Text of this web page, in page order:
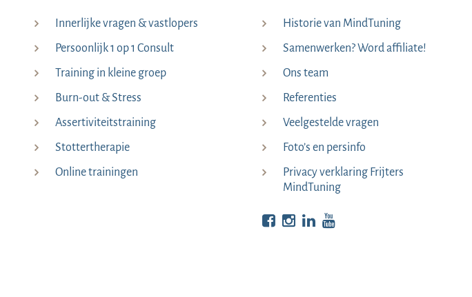
Innerlijke vragen & vastlopers
Persoonlijk 1 op 1 Consult
Training in kleine groep
Burn-out & Stress
Assertiviteitstraining
Stottertherapie
Online trainingen
Historie van MindTuning
Samenwerken? Word affiliate!
Ons team
Referenties
Veelgestelde vragen
Foto’s en persinfo
Privacy verklaring Frijters
MindTuning
Bekijk op Facebook
Bekijk op Instagram
Bekijk op LinkedIn